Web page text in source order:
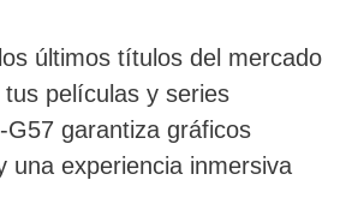
últimos títulos del mercado
películas y series
garantiza gráficos
una experiencia inmersiva